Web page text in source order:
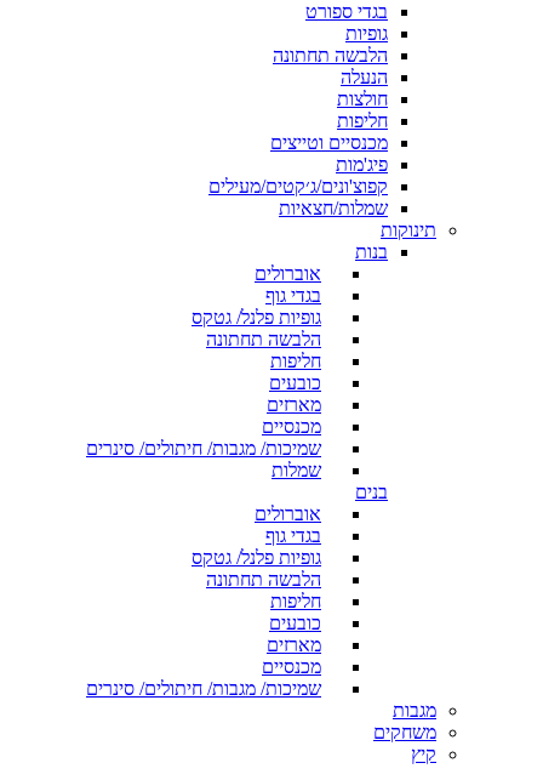
בגדי ספורט
גופיות
הלבשה תחתונה
הנעלה
חולצות
חליפות
מכנסיים וטייצים
פיג'מות
קפוצ'ונים/ג׳קטים/מעילים
שמלות/חצאיות
תינוקות
בנות
אוברולים
בגדי גוף
גופיות פלנל/ גטקס
הלבשה תחתונה
חליפות
כובעים
מארזים
מכנסיים
שמיכות/ מגבות/ חיתולים/ סינרים
שמלות
בנים
אוברולים
בגדי גוף
גופיות פלנל/ גטקס
הלבשה תחתונה
חליפות
כובעים
מארזים
מכנסיים
שמיכות/ מגבות/ חיתולים/ סינרים
מגבות
משחקים
קיץ